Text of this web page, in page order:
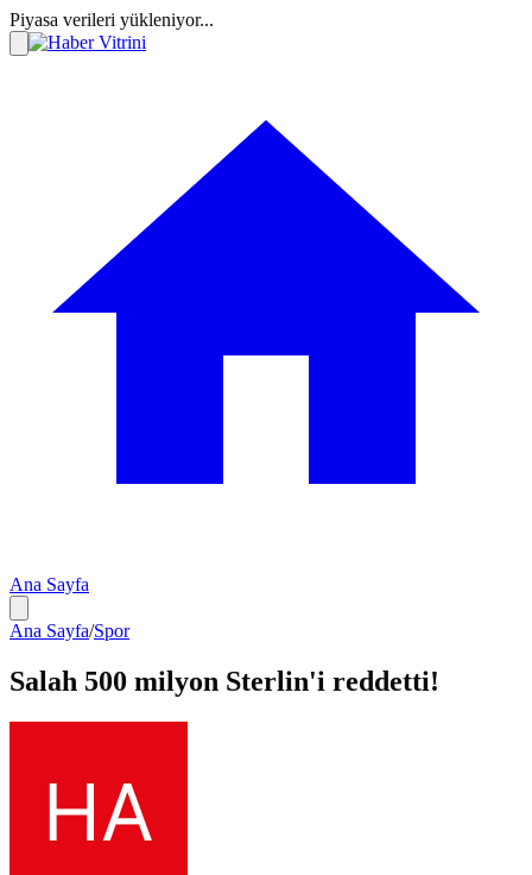
Piyasa verileri yükleniyor...
Ana Sayfa
Ana Sayfa/Spor
Salah 500 milyon Sterlin'i reddetti!